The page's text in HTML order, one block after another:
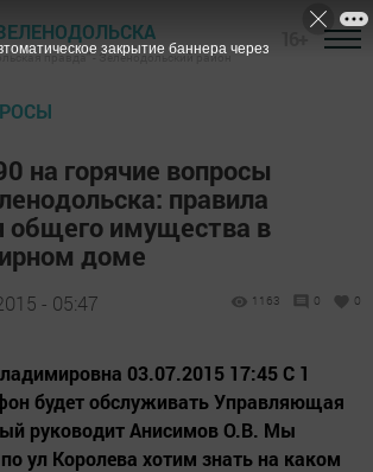
правда" - Зеленодольский район
на горячие вопросы
правила
общего имущества в
доме
- 05:47 1163 0 0
03.07.2015 17:45 С 1
будет обслуживать Управляющая
руководит Анисимов О.В. Мы
ул Королева хотим знать на каком
закрытие баннера через